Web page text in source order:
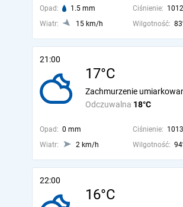
Opad: 1.5 mm Ciśnienie:
Wiatr:
15 km/h Wilgotność:
21:00
17°C
Odczuwalna 18°C
Zachmurzenie
Opad: 0 mm Ciśnienie:
Wiatr:
2 km/h Wilgotność:
22:00
16°C